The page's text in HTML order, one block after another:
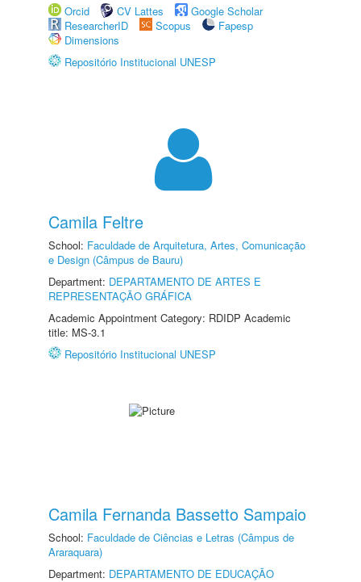
Orcid
CV Lattes
Google Scholar
ResearcherID
Scopus
Fapesp
Dimensions
Repositório Institucional UNESP
Camila Feltre
School: Faculdade de Arquitetura, Artes, Comunicação
e Design (Câmpus de Bauru)
Department: DEPARTAMENTO DE ARTES E
REPRESENTAÇÃO GRÁFICA
Academic Appointment Category: RDIDP Academic
title: MS-3.1
Repositório Institucional UNESP
Camila Fernanda Bassetto Sampaio
School: Faculdade de Ciências e Letras (Câmpus de
Araraquara)
Department: DEPARTAMENTO DE EDUCAÇÃO